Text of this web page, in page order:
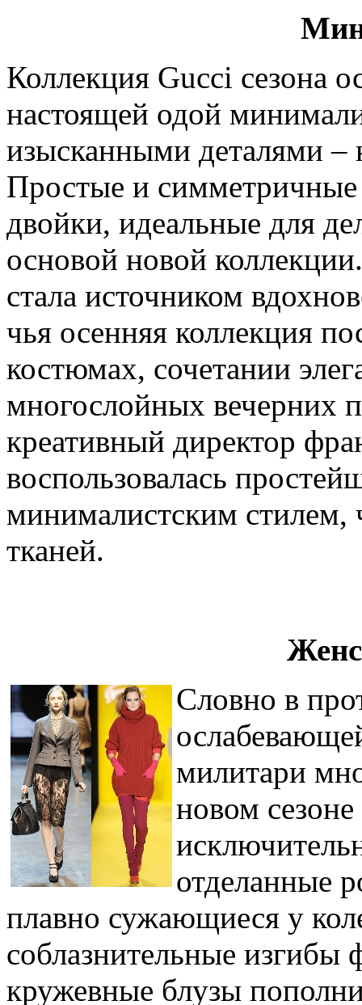
Коллекция Gucci сезона
настоящей одой
изысканными деталями –
Простые и
двойки, идеальные для
основой новой
стала источником
чья осенняя коллекция
костюмах, сочетании
многослойных вечерних
креативный директор
воспользовалась
минималистским стилем,
тканей.
Словно в
милитари
новом
отделанные
плавно сужающиеся у
соблазнительные изгибы
кружевные блузы